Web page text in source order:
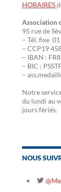
HORAIRES
Association
95 rue de
– Tél. fixe
– CCP19
– IBAN :
– BIC :
–
Notre
du lundi au
jours fériés.
NOUS